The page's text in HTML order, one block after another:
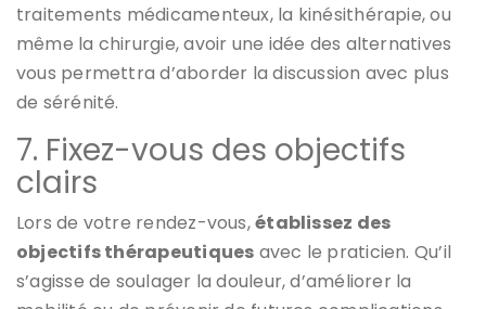
traitements médicamenteux, la kinésithérapie, ou
même la chirurgie, avoir une idée des alternatives
vous permettra d’aborder la discussion avec plus
de sérénité.
7. Fixez-vous des objectifs
clairs
Lors de votre rendez-vous,établissez des
objectifs thérapeutiques avec le praticien. Qu’il
s’agisse de soulager la douleur, d’améliorer la